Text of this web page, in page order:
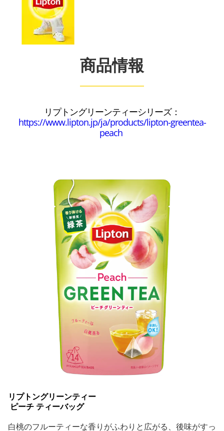
商品情報
リプトングリーンティーシリーズ：
https://www.lipton.jp/ja/products/lipton-greentea-
peach
リプトングリーンティー
ピーチ ティーバッグ
白桃のフルーティーな香りがふわりと広がる、後味がすっ